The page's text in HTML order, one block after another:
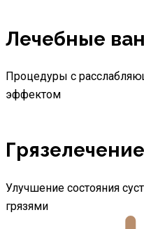
Лечебные
Процедуры с
эффектом
Грязелечение
Улучшение состояния
грязями